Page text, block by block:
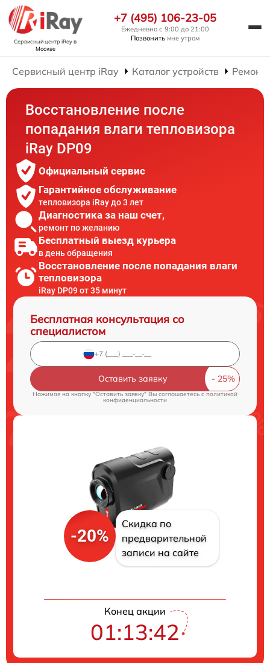
Сервисный центр iRayв
Москве
+7 (495) 106-23-05
Ежедневно с 9:00 до 21:00
Позвонить мне утром
Сервисный центр iRay Каталог устройств Ремонт
Восстановление после
попадания влаги тепловизора
iRay DP09
Официальный сервис
Гарантийное обслуживание
тепловизора iRay до 3 лет
Диагностика за наш счет,
ремонт по желанию
Бесплатный выезд курьера
в день обращения
Восстановление после попадания влаги
тепловизора
iRay DP09 от 35 минут
Бесплатная консультация со
специалистом
Оставить заявку
Нажимая на кнопку "Оставить заявку" Вы соглашаетесь cполитикой
конфиденциальности
-20%
Скидка по
предварительной
записи на сайте
Конец акции
01:13:41